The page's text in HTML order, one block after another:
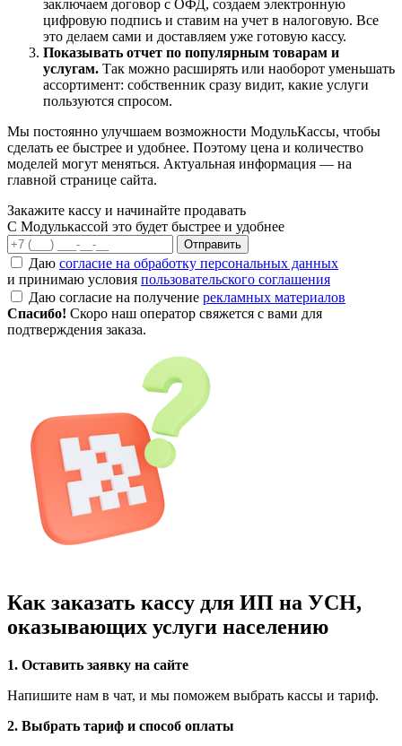
заключаем договор с ОФД, создаем электронную
цифровую подпись и ставим на учет в налоговую. Все
это делаем сами и доставляем уже готовую кассу.
Показывать отчет по популярным товарам и
услугам. Так можно расширять или наоборот уменьшать
ассортимент: собственник сразу видит, какие услуги
пользуются спросом.
Мы постоянно улучшаем возможности МодульКассы, чтобы
сделать ее быстрее и удобнее. Поэтому цена и количество
моделей могут меняться. Актуальная информация — на
главной странице сайта.
Закажите кассу и начинайте продавать
С Модулькассой это будет быстрее и удобнее
Отправить
Даю согласие на обработку персональных данных
и принимаю условия пользовательского соглашения
Даю согласие на получение рекламных материалов
Спасибо! Скоро наш оператор свяжется с вами для
подтверждения заказа.
Как заказать кассу для ИП на УСН,
оказывающих услуги населению
1. Оставить заявку на сайте
Напишите нам в чат, и мы поможем выбрать кассы и тариф.
2. Выбрать тариф и способ оплаты